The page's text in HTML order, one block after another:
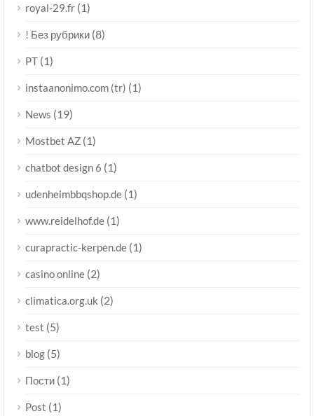
royal-29.fr (1)
! Без рубрики (8)
PT (1)
instaanonimo.com (tr) (1)
News (19)
Mostbet AZ (1)
chatbot design 6 (1)
udenheimbbqshop.de (1)
www.reidelhof.de (1)
curapractic-kerpen.de (1)
casino online (2)
climatica.org.uk (2)
test (5)
blog (5)
Пости (1)
Post (1)